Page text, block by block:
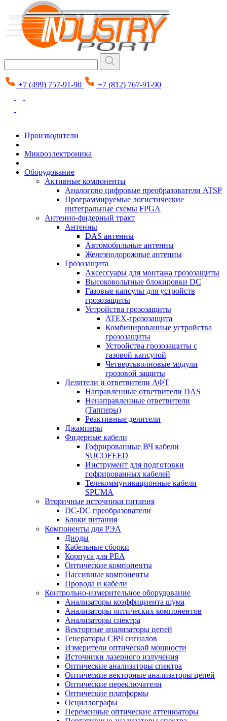
+7 (499) 757-91-90 +7 (812) 767-91-90
Производители
Микроэлектроника
Оборудование
Активные компоненты
Аналогово цифровые преобразователи ATSP
Программируемые логистические
интегральные схемы FPGA
Антенно-фидерный тракт
Антенны
DAS антенны
Автомобильные антенны
Железнодорожные антенны
Грозозащита
Аксессуары для монтажа грозозащиты
Высоковольтные блокировки DC
Газовые капсулы для устройств
грозозащиты
Устройства грозозащиты
ATEX-грозозащита
Комбинированные устройства
грозозащиты
Устройства грозозащиты с
газовой капсулой
Четвертьволновые модули
грозовой защиты
Делители и ответвители АФТ
Направленные ответвители DAS
Ненаправленные ответвители
(Тапперы)
Реактивные делители
Джамперы
Фидерные кабели
Гофрированные ВЧ кабели
SUCOFEED
Инструмент для подготовки
гофрированных кабелей
Телекоммуникационные кабели
SPUMA
Вторичные источники питания
DC-DC преобразователи
Блоки питания
Компоненты для РЭА
Диоды
Кабельные сборки
Корпуса для РЕА
Оптические компоненты
Пассивные компоненты
Провода и кабели
Контрольно-измерительное оборудование
Анализаторы коэффициента шума
Анализаторы оптических компонентов
Анализаторы спектра
Векторные анализаторы цепей
Генераторы СВЧ сигналов
Измерители оптической мощности
Источники лазерного излучения
Оптические анализаторы спектра
Оптические векторные анализаторы цепей
Оптические переключатели
Оптические платформы
Осциллографы
Переменные оптические аттенюаторы